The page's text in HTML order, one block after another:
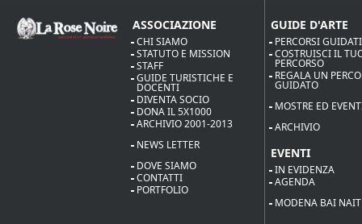
ASSOCIAZIONE
CHI SIAMO
STATUTO E MISSION
STAFF
GUIDE TURISTICHE E
DOCENTI
DIVENTA SOCIO
DONA IL 5X1000
ARCHIVIO 2001-2013
NEWS LETTER
DOVE SIAMO
CONTATTI
PORTFOLIO
GUIDE D'ARTE
PERCORSI GUIDATI
COSTRUISCI IL
PERCORSO
REGALA UN
GUIDATO
MOSTRE ED
ARCHIVIO
EVENTI
IN EVIDENZA
AGENDA
MODENA BAI NAIT